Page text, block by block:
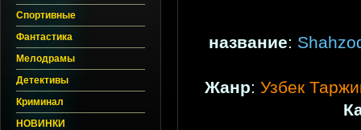
Спортивные
Фантастика
Мелодрамы
Детективы
Криминал
НОВИНКИ
название:
Жанр: Узбек